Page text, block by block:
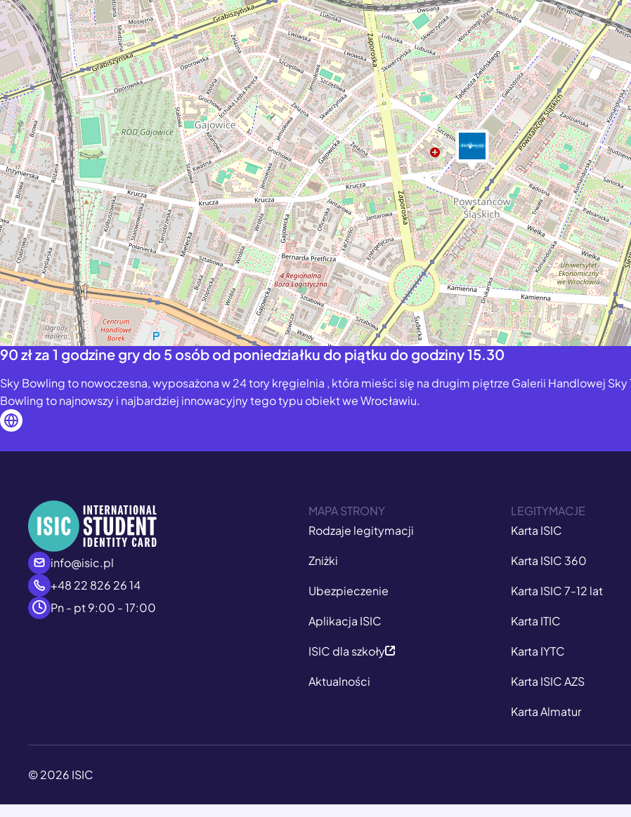
90 zł za 1 godzine gry do 5 osób od poniedziałku do piątku do godziny 15.30
Sky Bowling to nowoczesna, wyposażona w 24 tory kręgielnia , która mieści się na drugim piętrze Galerii Handlowej Sky
Bowling to najnowszy i najbardziej innowacyjny tego typu obiekt we Wrocławiu.
info@isic.pl
+48 22 826 26 14
Pn - pt 9:00 - 17:00
MAPA STRONY
Rodzaje legitymacji
Zniżki
Ubezpieczenie
Aplikacja ISIC
ISIC dla szkoły
Aktualności
LEGITYMACJE
Karta ISIC
Karta ISIC 360
Karta ISIC 7-12 lat
Karta ITIC
Karta IYTC
Karta ISIC AZS
Karta Almatur
© 2026 ISIC